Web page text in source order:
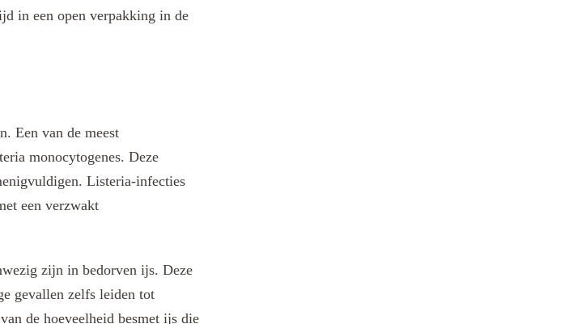
in een open verpakking in de
Een van de meest
monocytogenes. Deze
Listeria-infecties
een verzwakt
zijn in bedorven ijs. Deze
gevallen zelfs leiden tot
de hoeveelheid besmet ijs die